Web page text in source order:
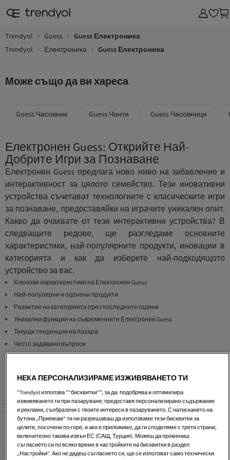
Trendyol Guess
Guess Електроника
Trendyol
Електроника Guess Електроника
Може също да ви хареса
Guess Часовник Guess Чанти Guess Часовници
Електронен Guess: Открийте Най-
Добрите Игри за Познаване
Електронен Guess предлага ново ниво на забавление и
интерактивност за цялото семейство. Тези иновативни
устройства съчетават технологиите с класическите игри
за познаване, предоставяйки на играчите уникален опит.
Какво да очаквате от тези интерактивни устройства? В
следващите редове, ще разгледаме основните
характеристики, най-популярните продукти, иновации в
категорията и как да изберете най-подходящото
устройство за вас.
Ключови характеристики на Електронен Guess
Най-популярни и оценени продукти
Развитие на категорията през последните години
Уникални функции на съвременните Електронен Guess
Текущи тенденции на пазара
Често задавани въпроси
Когато избиратеЕлектронен Guess, важно е да имате
предвид няколко ключови характеристики. Първо,
животът на батериятае критичен. По-добрите
устройства предлагат минимум 8 часа работа, за да
осигурят дълготрайно забавление. Второ, капацитетът за
игра с много играчи е основен аспект. Най-добрите
устройства могат да поддържат 2 до 8 играчи, което е
НЕКА ПЕРСОНАЛИЗИРАМЕ ИЗЖИВЯВАНЕТО ТИ
"Trendyol използва ""бисквитки"", за да: подобрява и оптимизира
изживяването ти при пазаруване; предоставя персонализирано съдържание
и реклами, съобразени с твоите интереси в пазаруването. С натискането на
бутона „Приемам“ ти ни разрешаваш да използваме тези бисквитки за
целите, посочени по-горе, и ако е приложимо, да ги споделяме с трети страни,
включително такива извън ЕС (САЩ, Турция). Можеш да промениш
съгласието си по всяко време в настройките на бисквитки в раздел
„Настройки“. Ако не дадеш съгласието си, ще се използват само технически